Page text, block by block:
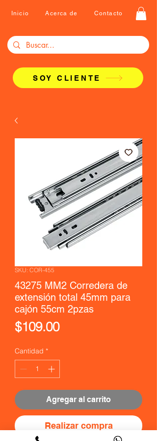
Inicio Acerca de Contacto
SOY CLIENTE
SKU: COR-455
43275 MM2 Corredera de
extensión total 45mm para
cajón 55cm 2pzas
$109.00Precio
Cantidad *
Agregar al carrito
Realizar compra